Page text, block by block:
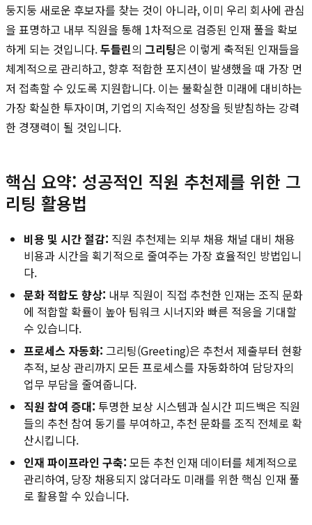
둥지둥 새로운 후보자를 찾는 것이 아니라, 이미 우리 회사에 관심
을 표명하고 내부 직원을 통해 1차적으로 검증된 인재 풀을 확보
하게 되는 것입니다.두들린의 그리팅은 이렇게 축적된 인재들을
체계적으로 관리하고, 향후 적합한 포지션이 발생했을 때 가장 먼
저 접촉할 수 있도록 지원합니다. 이는 불확실한 미래에 대비하는
가장 확실한 투자이며, 기업의 지속적인 성장을 뒷받침하는 강력
한 경쟁력이 될 것입니다.
핵심 요약: 성공적인 직원 추천제를 위한 그
리팅 활용법
비용 및 시간 절감: 직원 추천제는 외부 채용 채널 대비 채용
비용과 시간을 획기적으로 줄여주는 가장 효율적인 방법입니
다.
문화 적합도 향상: 내부 직원이 직접 추천한 인재는 조직 문화
에 적합할 확률이 높아 팀워크 시너지와 빠른 적응을 기대할
수 있습니다.
프로세스 자동화: 그리팅(Greeting)은 추천서 제출부터 현황
추적, 보상 관리까지 모든 프로세스를 자동화하여 담당자의
업무 부담을 줄여줍니다.
직원 참여 증대: 투명한 보상 시스템과 실시간 피드백은 직원
들의 추천 참여 동기를 부여하고, 추천 문화를 조직 전체로 확
산시킵니다.
인재 파이프라인 구축: 모든 추천 인재 데이터를 체계적으로
관리하여, 당장 채용되지 않더라도 미래를 위한 핵심 인재 풀
로 활용할 수 있습니다.